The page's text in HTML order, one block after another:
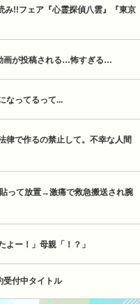
み!!フェア『心霊探偵八雲』『東京
画が投稿される…怖すぎる…
なってるって...
律で作るの禁止して。不幸な人間
って放置→激痛で救急搬送され腕
よー！」母親「！？」
受付中タイトル